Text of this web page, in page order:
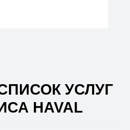
УСЛУГ
HAVAL